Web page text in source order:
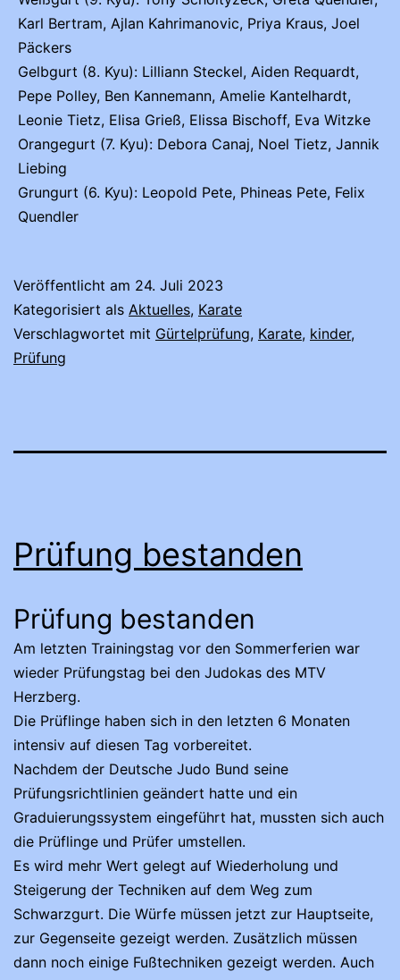
Karl Bertram, Ajlan Kahrimanovic, Priya Kraus, Joel
Päckers
Gelbgurt (8. Kyu): Lilliann Steckel, Aiden Requardt,
Pepe Polley, Ben Kannemann, Amelie Kantelhardt,
Leonie Tietz, Elisa Grieß, Elissa Bischoff, Eva Witzke
Orangegurt (7. Kyu): Debora Canaj, Noel Tietz, Jannik
Liebing
Grungurt (6. Kyu): Leopold Pete, Phineas Pete, Felix
Quendler
Veröffentlicht am 24. Juli 2023
Kategorisiert als Aktuelles, Karate
Verschlagwortet mit Gürtelprüfung, Karate, kinder,
Prüfung
Prüfung bestanden
Prüfung bestanden
Am letzten Trainingstag vor den Sommerferien war
wieder Prüfungstag bei den Judokas des MTV
Herzberg.
Die Prüflinge haben sich in den letzten 6 Monaten
intensiv auf diesen Tag vorbereitet.
Nachdem der Deutsche Judo Bund seine
Prüfungsrichtlinien geändert hatte und ein
Graduierungssystem eingeführt hat, mussten sich auch
die Prüflinge und Prüfer umstellen.
Es wird mehr Wert gelegt auf Wiederholung und
Steigerung der Techniken auf dem Weg zum
Schwarzgurt. Die Würfe müssen jetzt zur Hauptseite,
zur Gegenseite gezeigt werden. Zusätzlich müssen
dann noch einige Fußtechniken gezeigt werden. Auch